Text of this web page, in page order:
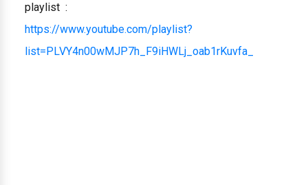
playlist :
https://www.youtube.com/playlist?
list=PLVY4n00wMJP7h_F9iHWLj_oab1rKuvfa_